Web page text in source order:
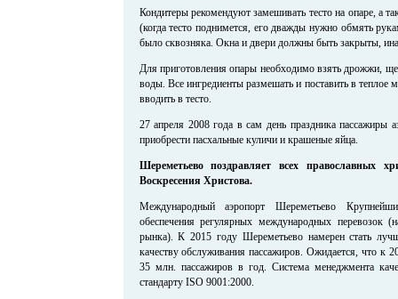
Кондитеры рекомендуют замешивать тесто на опаре, а
(когда тесто поднимется, его дважды нужно обмять
было сквозняка. Окна и двери должны быть закрыты,
Для приготовления опары необходимо взять дрожжи,
воды. Все ингредиенты размешать и поставить в теплое
вводить в тесто.
27 апреля 2008 года в сам день праздника пассажиры
приобрести пасхальные куличи и крашеные яйца.
Шереметьево поздравляет всех православных
Воскресения Христова.
Международный аэропорт Шереметьево
обеспечения регулярных международных перевозок
рынка). К 2015 году Шереметьево намерен стать
качеству обслуживания пассажиров. Ожидается, что к
35 млн. пассажиров в год. Система менеджмента
стандарту ISO 9001:2000.